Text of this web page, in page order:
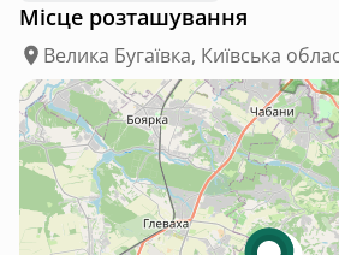
Місце розташування
Велика Бугаївка, Київська